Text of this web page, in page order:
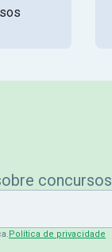
concursos
Política de privacidade